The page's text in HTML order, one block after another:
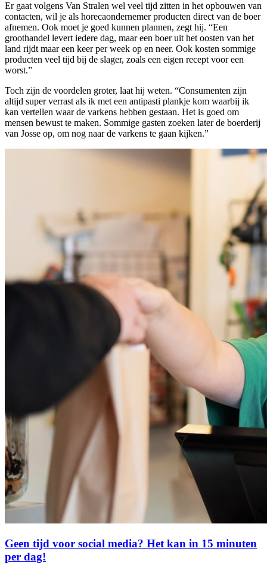
Er gaat volgens Van Stralen wel veel tijd zitten in het opbouwen van
contacten, wil je als horecaondernemer producten direct van de boer
afnemen. Ook moet je goed kunnen plannen, zegt hij. “Een
groothandel levert iedere dag, maar een boer uit het oosten van het
land rijdt maar een keer per week op en neer. Ook kosten sommige
producten veel tijd bij de slager, zoals een eigen recept voor een
worst.”
Toch zijn de voordelen groter, laat hij weten. “Consumenten zijn
altijd super verrast als ik met een antipasti plankje kom waarbij ik
kan vertellen waar de varkens hebben gestaan. Het is goed om
mensen bewust te maken. Sommige gasten zoeken later de boerderij
van Josse op, om nog naar de varkens te gaan kijken.”
Geen tijd voor social media? Het kan in 15 minuten
per dag!